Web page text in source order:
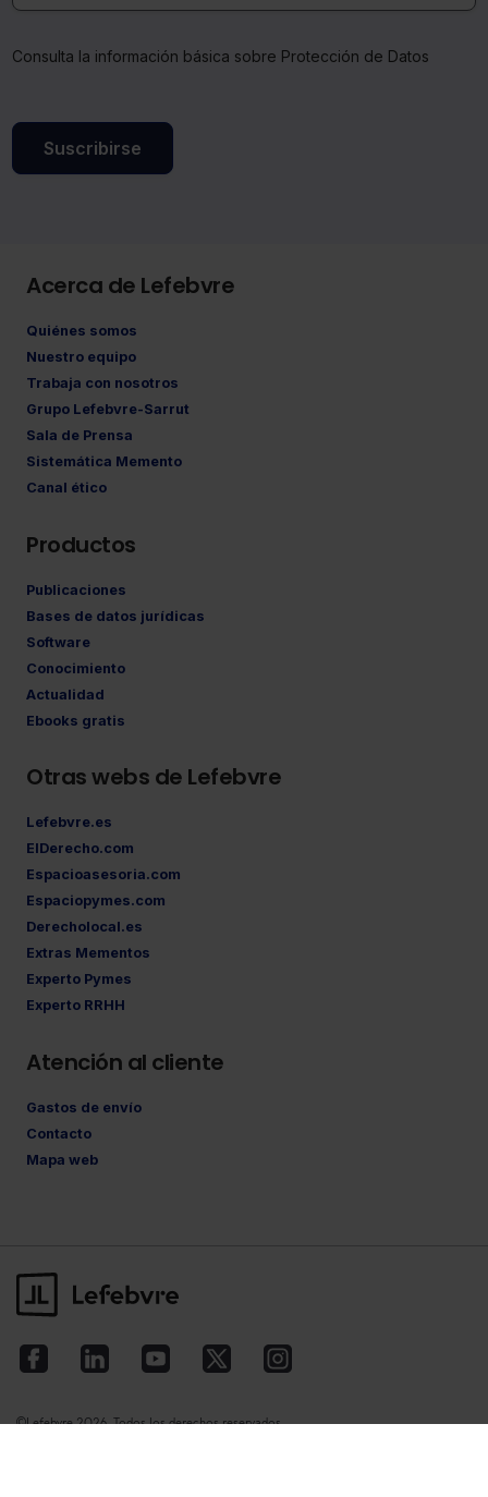
Consulta la información básica sobre Protección de Datos
Suscribirse
Acerca de Lefebvre
Quiénes somos
Nuestro equipo
Trabaja con nosotros
Grupo Lefebvre-Sarrut
Sala de Prensa
Sistemática Memento
Canal ético
Productos
Publicaciones
Bases de datos jurídicas
Software
Conocimiento
Actualidad
Ebooks gratis
Otras webs de Lefebvre
Lefebvre.es
ElDerecho.com
Espacioasesoria.com
Espaciopymes.com
Derecholocal.es
Extras Mementos
Experto Pymes
Experto RRHH
Atención al cliente
Gastos de envío
Contacto
Mapa web
©Lefebvre2026. Todos los derechos reservados.